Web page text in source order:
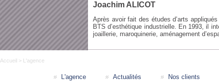
Joachim ALICOT
Après avoir fait des études d’arts
BTS d’esthétique industrielle. En 1993, il
joaillerie, maroquinerie, aménagement
Accueil > L'agence
L'agence Actualités Nos clients